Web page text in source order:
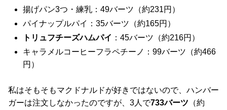
揚げパン3つ・練乳：49バーツ（約231円）
パイナップルパイ：35バーツ（約165円）
トリュフチーズハムパイ ：45バーツ（約216円）
キャラメルコーヒーフラペチーノ：99バーツ（約466
円）
私はそもそもマクドナルドが好きではないので、ハンバー
ガーは注文しなかったのですが、3人で733バーツ （約